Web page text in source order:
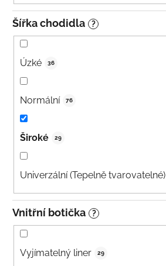
Šířka chodidla ?
Úzké 36
Normální 76
Široké 29
Univerzální (Tepelně tvarovatelné)
Vnitřní botička ?
Vyjímatelný liner 29